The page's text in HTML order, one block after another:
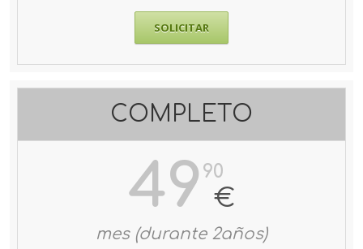
SOLICITAR
COMPLETO
49 90
€
mes (durante 2años)